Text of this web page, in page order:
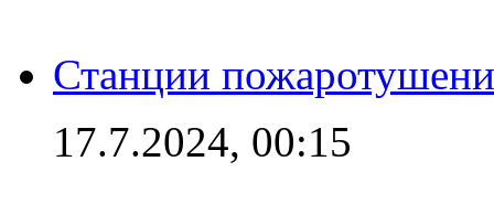
Станции
17.7.2024, 00:15